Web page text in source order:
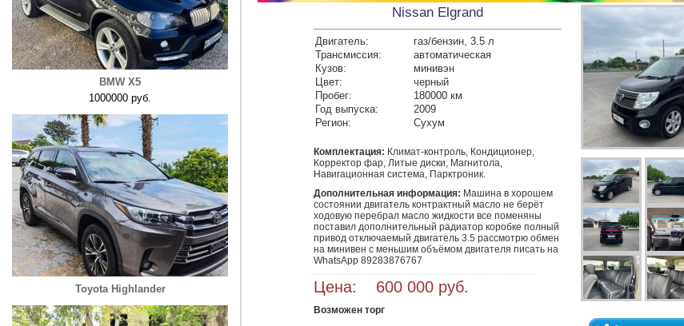
BMW X5
1000000 руб.
Toyota Highlander
Nissan Elgrand
Двигатель:
газ/бензин, 3.5 л
Трансмиссия:
автоматическая
Кузов:
минивэн
Цвет:
черный
Пробег:
180000 км
Год выпуска:
2009
Регион:
Сухум
Комплектация: Климат-контроль, Кондиционер,
Корректор фар, Литые диски, Магнитола,
Навигационная система, Парктроник.
Дополнительная информация: Машина в хорошем
состоянии двигатель контрактный масло не берёт
ходовую перебрал масло жидкости все поменяны
поставил дополнительный радиатор коробке полный
привод отключаемый двигатель 3.5 рассмотрю обмен
на минивен с меньшим объёмом двигателя писать на
WhatsApp 89283876767
Цена: 600 000 руб.
Возможен торг